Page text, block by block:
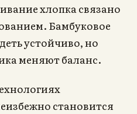
хлопка связано
Бамбуковое
устойчиво, но
меняют баланс.
становится